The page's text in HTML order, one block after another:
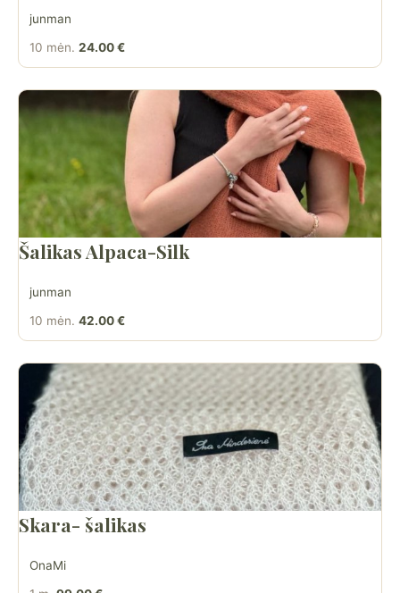
junman
10 mėn. 24.00 €
Šalikas Alpaca-Silk
junman
10 mėn. 42.00 €
Skara- šalikas
OnaMi